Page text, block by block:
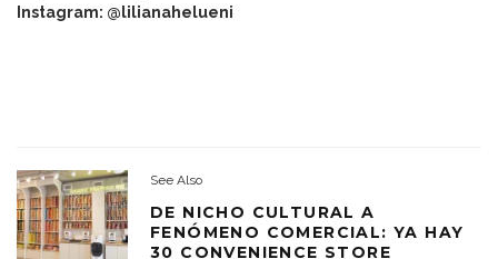
Instagram: @lilianahelueni
See Also
DE NICHO CULTURAL A
FENÓMENO COMERCIAL: YA HAY
30 CONVENIENCE STORE